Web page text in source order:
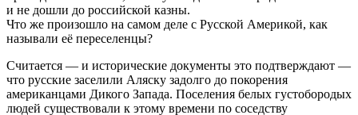
и не дошли до российской казны.
Что же произошло на самом деле с Русской Америкой, как
называли её переселенцы?
Считается — и исторические документы это подтверждают —
что русские заселили Аляску задолго до покорения
американцами Дикого Запада. Поселения белых густобородых
людей существовали к этому времени по соседству